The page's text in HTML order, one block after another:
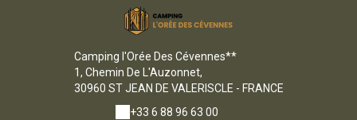
Camping l'Orée Des Cévennes**
1, Chemin De L'Auzonnet,
30960 ST JEAN DE VALERISCLE - FRANCE
+33 6 88 96 63 00